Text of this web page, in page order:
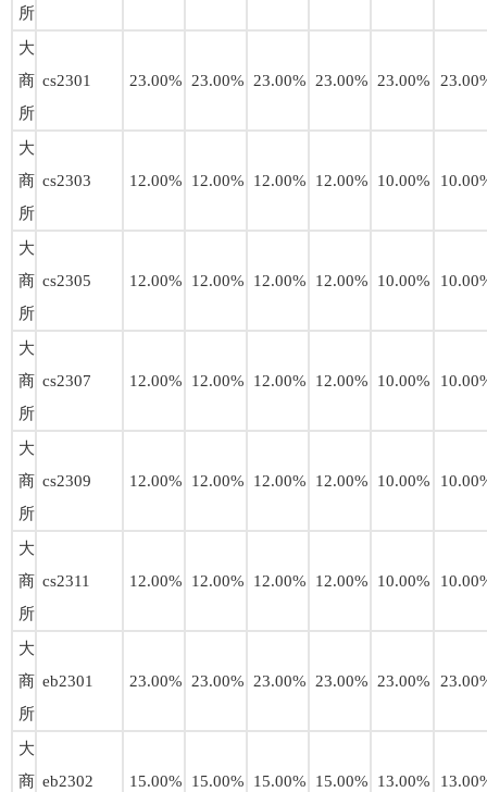
所
大
商
所
cs2301 23.00% 23.00% 23.00% 23.00% 23.00%
大
商
所
cs2303 12.00% 12.00% 12.00% 12.00% 10.00%
大
商
所
cs2305 12.00% 12.00% 12.00% 12.00% 10.00%
大
商
所
cs2307 12.00% 12.00% 12.00% 12.00% 10.00%
大
商
所
cs2309 12.00% 12.00% 12.00% 12.00% 10.00%
大
商
所
cs2311 12.00% 12.00% 12.00% 12.00% 10.00%
大
商
所
eb2301 23.00% 23.00% 23.00% 23.00% 23.00%
大
商 eb2302 15.00% 15.00% 15.00% 15.00% 13.00%